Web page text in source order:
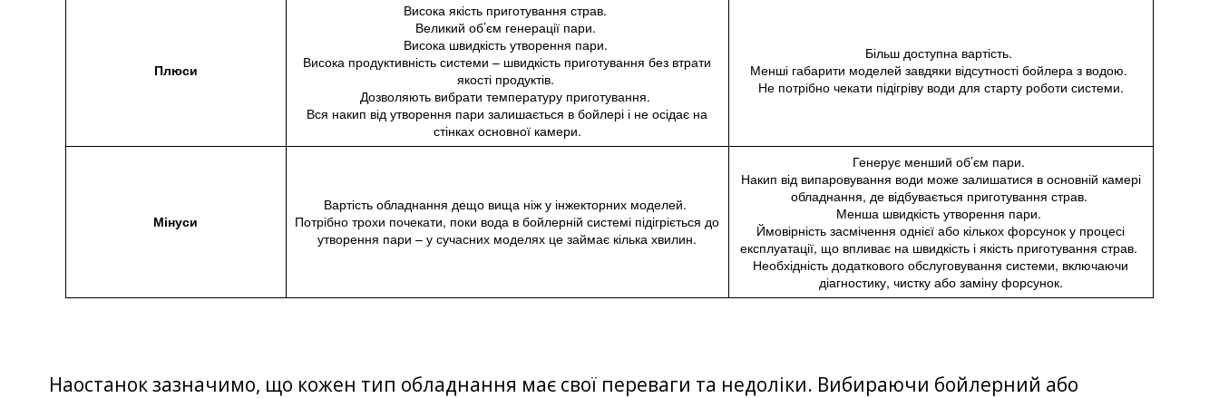
Плюси
Висока якість приготування страв.
Великий об’єм генерації пари.
Висока швидкість утворення пари.
Висока продуктивність системи – швидкість приготування без втрати
якості продуктів.
Дозволяють вибрати температуру приготування.
Вся накип від утворення пари залишається в бойлері і не осідає на
стінках основної камери.
Більш доступна вартість.
Менші габарити моделей завдяки відсутності бойлера з водою.
Не потрібно чекати підігріву води для старту роботи системи.
Мінуси
Вартість обладнання дещо вища ніж у інжекторних моделей.
Потрібно трохи почекати, поки вода в бойлерній системі підігріється до
утворення пари – у сучасних моделях це займає кілька хвилин.
Генерує менший об’єм пари.
Накип від випаровування води може залишатися в основній камері
обладнання, де відбувається приготування страв.
Менша швидкість утворення пари.
Ймовірність засмічення однієї або кількох форсунок у процесі
експлуатації, що впливає на швидкість і якість приготування страв.
Необхідність додаткового обслуговування системи, включаючи
діагностику, чистку або заміну форсунок.
Наостанок зазначимо, що кожен тип обладнання має свої переваги та недоліки. Вибираючи бойлерний або